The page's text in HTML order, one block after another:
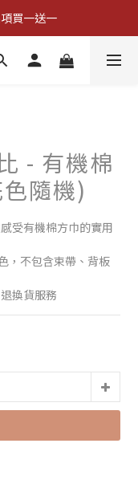
首單九折！
買一送一
- 有機棉
隨機)
受有機棉方巾的實用
，不包含束帶、背板
換貨服務